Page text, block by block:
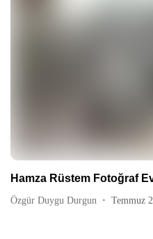
Hamza Rüstem Fotoğraf
Özgür Duygu Durgun Temmuz